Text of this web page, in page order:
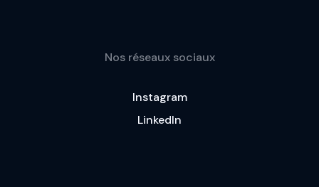
Nos réseaux sociaux
Instagram
LinkedIn